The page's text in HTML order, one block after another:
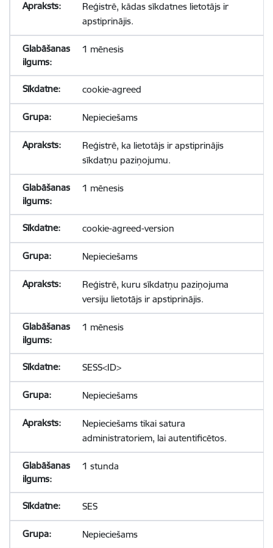
Reģistrē, kādas sīkdatnes lietotājs ir
apstiprinājis.
1 mēnesis
cookie-agreed
Nepieciešams
Reģistrē, ka lietotājs ir apstiprinājis
sīkdatņu paziņojumu.
1 mēnesis
cookie-agreed-version
Nepieciešams
Reģistrē, kuru sīkdatņu paziņojuma
versiju lietotājs ir apstiprinājis.
1 mēnesis
SESS<ID>
Nepieciešams
Nepieciešams tikai satura
administratoriem, lai autentificētos.
1 stunda
SES
Nepieciešams